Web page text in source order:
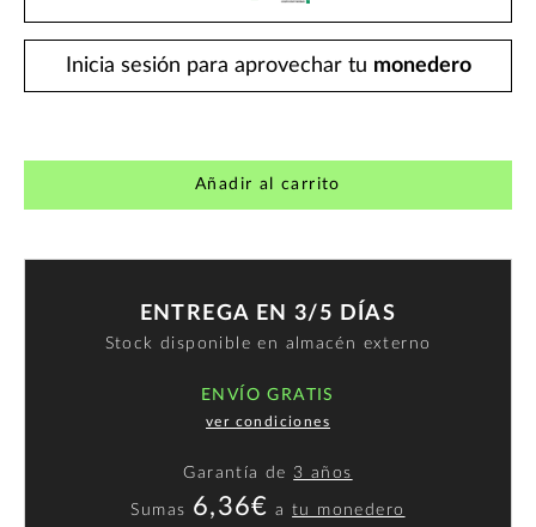
Inicia sesión para aprovechar tu monedero
Añadir al carrito
ENTREGA EN 3/5 DÍAS
Stock disponible en almacén externo
ENVÍO GRATIS
ver condiciones
Garantía de 3 años
Sumas 6,36€ atu monedero